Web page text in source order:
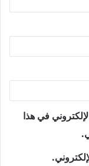
في هذا